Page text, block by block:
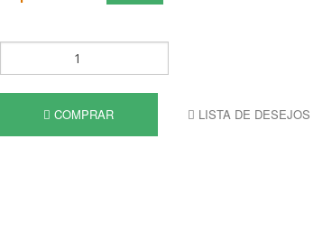
COMPRAR LISTA DE DESEJOS